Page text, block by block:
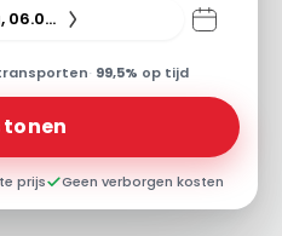
Vandaag, 06.08.26
· 99,5% op tijd
tonen
prijs Geen verborgen kosten